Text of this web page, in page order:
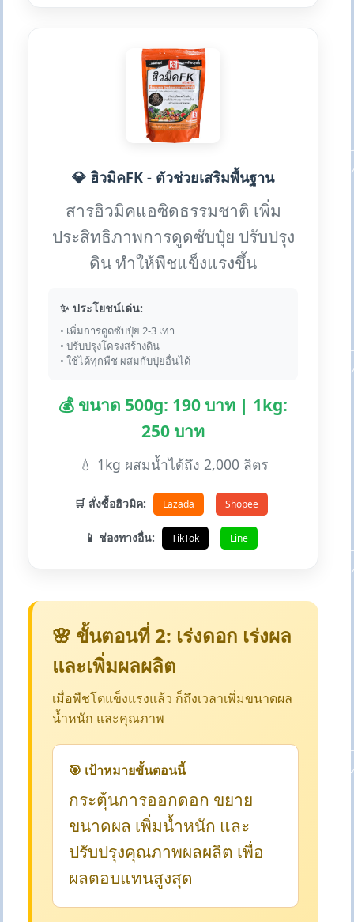
💎 ฮิวมิคFK - ตัวช่วยเสริมพื้นฐาน
สารฮิวมิคแอซิดธรรมชาติ เพิ่ม
ประสิทธิภาพการดูดซับปุ๋ย ปรับปรุง
ดิน ทำให้พืชแข็งแรงขึ้น
✨ ประโยชน์เด่น:
• เพิ่มการดูดซับปุ๋ย 2-3 เท่า
• ปรับปรุงโครงสร้างดิน
• ใช้ได้ทุกพืช ผสมกับปุ๋ยอื่นได้
💰 ขนาด 500g: 190 บาท | 1kg:
250 บาท
💧 1kg ผสมน้ำได้ถึง 2,000 ลิตร
🛒 สั่งซื้อฮิวมิค: Lazada Shopee
📱 ช่องทางอื่น: TikTok Line
🌸 ขั้นตอนที่ 2: เร่งดอก เร่งผล
และเพิ่มผลผลิต
เมื่อพืชโตแข็งแรงแล้ว ก็ถึงเวลาเพิ่มขนาดผล
น้ำหนัก และคุณภาพ
🎯 เป้าหมายขั้นตอนนี้
กระตุ้นการออกดอก ขยาย
ขนาดผล เพิ่มน้ำหนัก และ
ปรับปรุงคุณภาพผลผลิต เพื่อ
ผลตอบแทนสูงสุด